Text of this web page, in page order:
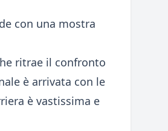
con una mostra
ritrae il confronto
è arrivata con le
è vastissima e